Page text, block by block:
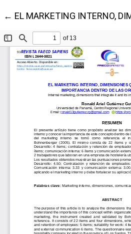
← Volver a los detalles del
EL MARKETING INTERNO,